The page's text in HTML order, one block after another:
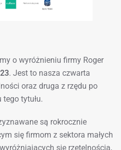
o wyróżnieniu firmy Roger
. Jest to nasza czwarta
oraz druga z rzędu po
tytułu.
są rokrocznie
się firmom z sektora małych
się rzetelnością,